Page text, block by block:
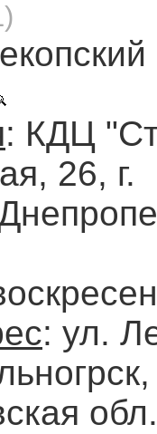
: КДЦ
26, г.
: ул.